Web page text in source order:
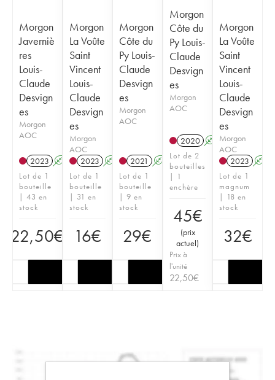
Morgon
Javerniè
res
Louis-
Claude
Desvign
es
Morgon
AOC
2023 A
Lot de 1
bouteille
| 43 en
stock
22,50€
Morgon
La Voûte
Saint
Vincent
Louis-
Claude
Desvign
es
Morgon
AOC
2023 A
Lot de 1
bouteille
| 31 en
stock
16€
Morgon
Côte du
Py Louis-
Claude
Desvign
es
Morgon
AOC
2021 A
Lot de 1
bouteille
| 9 en
stock
29€
Morgon
Côte du
Py Louis-
Claude
Desvign
es
Morgon
AOC
2020 A
Lot de 2
bouteilles
| 1
enchère
45€
(prix
actuel)
Prix à
l'unité
22,50€
Morgon
La Voûte
Saint
Vincent
Louis-
Claude
Desvign
es
Morgon
AOC
2023 A
Lot de 1
magnum
| 18 en
stock
32€